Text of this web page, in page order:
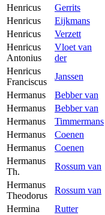
Henricus
Gerrits
Henricus
Eijkmans
Henricus
Verzett
Henricus
Antonius
Vloet van
der
Henricus
Franciscus
Janssen
Hermanus
Bebber van
Hermanus
Bebber van
Hermanus
Timmermans
Hermanus
Coenen
Hermanus
Coenen
Hermanus
Th.
Rossum van
Hermanus
Theodorus
Rossum van
Hermina
Rutter